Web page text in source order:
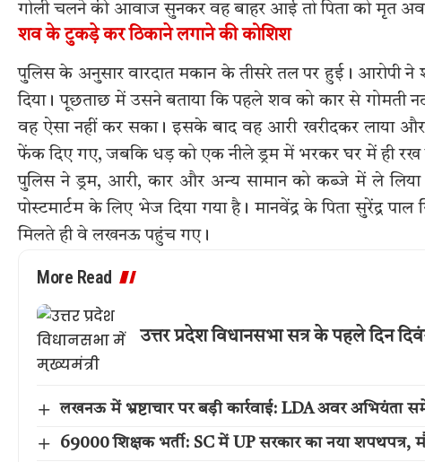
गोली चलने की आवाज सुनकर वह बाहर आई तो पिता को मृत
शव के टुकड़े कर ठिकाने लगाने की कोशिश
पुलिस के अनुसार वारदात मकान के तीसरे तल पर हुई।
दिया। पूछताछ में उसने बताया कि पहले शव को कार से
वह ऐसा नहीं कर सका। इसके बाद वह आरी खरीदकर लाया
फेंक दिए गए, जबकि धड़ को एक नीले ड्रम में भरकर घर में ही रख
पुलिस ने ड्रम, आरी, कार और अन्य सामान को कब्जे में ले
पोस्टमार्टम के लिए भेज दिया गया है। मानवेंद्र के पिता सुरेंद्र
मिलते ही वे लखनऊ पहुंच गए।
More Read
उत्तर प्रदेश विधानसभा सत्र के पहले दिन
लखनऊ में भ्रष्टाचार पर बड़ी कार्रवाई: LDA अवर अभियंता
69000 शिक्षक भर्ती: SC में UP सरकार का नया शपथपत्र,